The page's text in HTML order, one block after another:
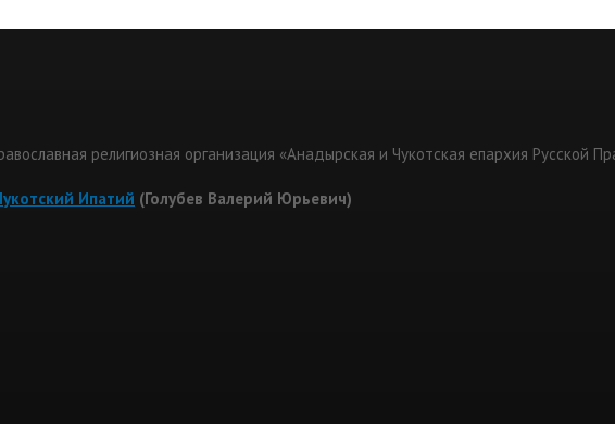
религиозная организация «Анадырская и Чукотская епархия Русской
Ипатий (Голубев Валерий Юрьевич)